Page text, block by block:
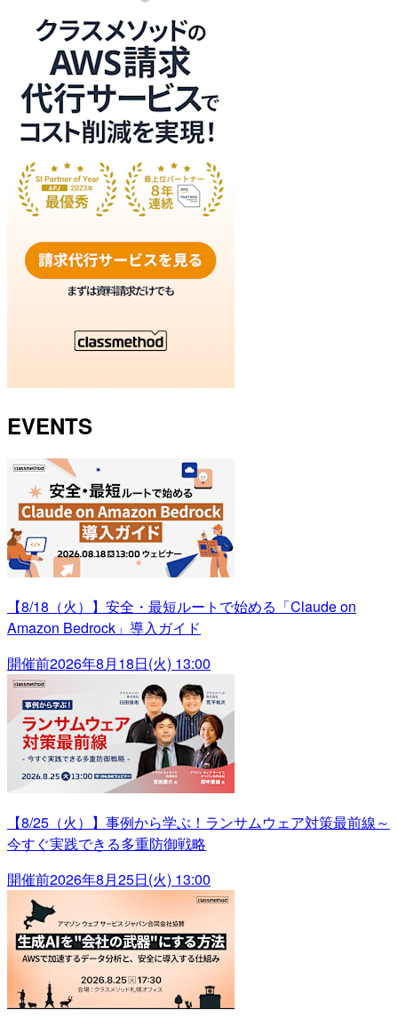
EVENTS
【8/18（火）】安全・最短ルートで始める「Claude on
Amazon Bedrock」導入ガイド
開催前2026年8月18日(火) 13:00
【8/25（火）】事例から学ぶ！ランサムウェア対策最前線～
今すぐ実践できる多重防御戦略
開催前2026年8月25日(火) 13:00